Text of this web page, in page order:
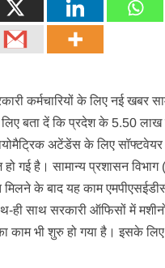
कर्मचारियों के लिए नई खबर
बता दें कि प्रदेश के 5.50 लाख
अटेंडेंस के लिए
गई है। सामान्य प्रशासन विभाग
मिलने के बाद यह काम
ही साथ सरकारी ऑफिसों में
काम भी शुरु हो गया है। इसके लिए